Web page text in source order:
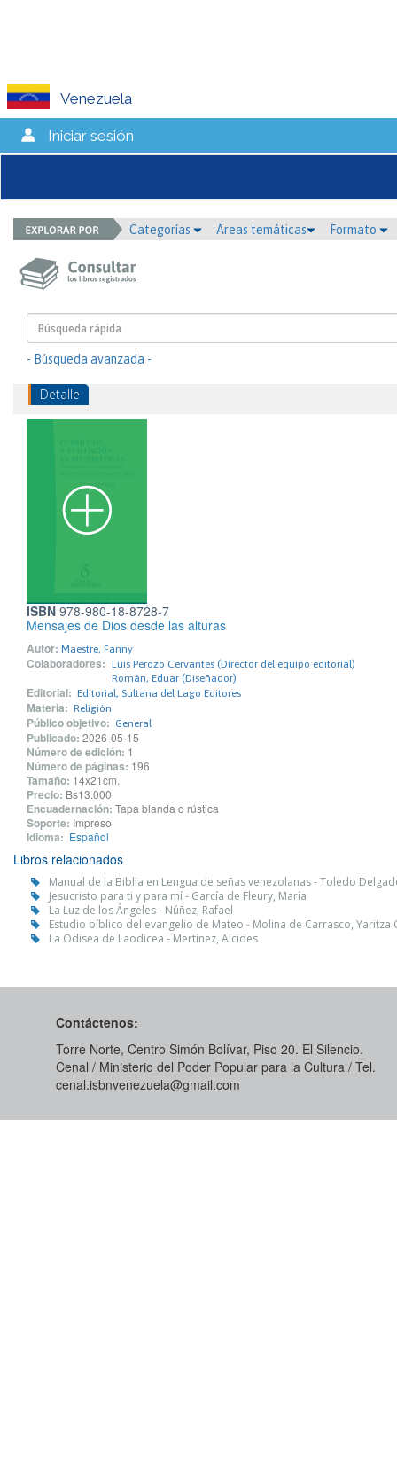
Venezuela
Iniciar sesión
Categorías Áreas temáticas Formato
- Búsqueda avanzada -
Detalle
ISBN 978-980-18-8728-7
Mensajes de Dios desde las alturas
Autor: Maestre, Fanny
Colaboradores: Luis Perozo Cervantes (Director del equipo editorial)
Román, Eduar (Diseñador)
Editorial: Editorial, Sultana del Lago Editores
Materia: Religión
Público objetivo: General
Publicado: 2026-05-15
Número de edición: 1
Número de páginas: 196
Tamaño: 14x21cm.
Precio: Bs13.000
Encuadernación: Tapa blanda o rústica
Soporte: Impreso
Idioma: Español
Libros relacionados
Manual de la Biblia en Lengua de señas venezolanas - Toledo
Jesucristo para ti y para mí - García de Fleury, María
La Luz de los Ángeles - Núñez, Rafael
Estudio bíblico del evangelio de Mateo - Molina de Carrasco,
La Odisea de Laodicea - Mertínez, Alcides
Contáctenos:
Torre Norte, Centro Simón Bolívar, Piso 20. El Silencio.
Cenal / Ministerio del Poder Popular para la Cultura / Tel.
cenal.isbnvenezuela@gmail.com